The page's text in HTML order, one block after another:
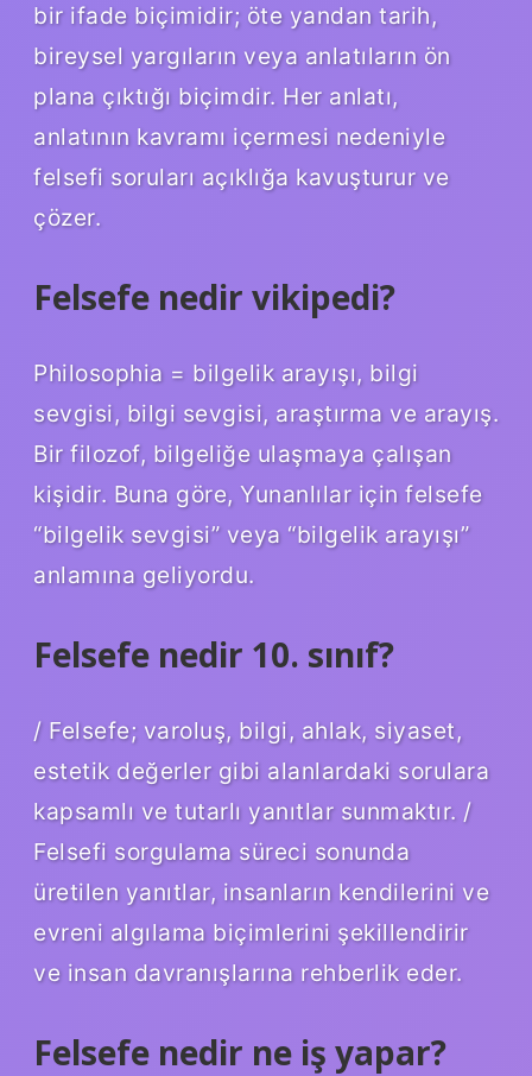
bir ifade biçimidir; öte yandan tarih,
bireysel yargıların veya anlatıların ön
plana çıktığı biçimdir. Her anlatı,
anlatının kavramı içermesi nedeniyle
felsefi soruları açıklığa kavuşturur ve
çözer.
Felsefe nedir vikipedi?
Philosophia = bilgelik arayışı, bilgi
sevgisi, bilgi sevgisi, araştırma ve arayış.
Bir filozof, bilgeliğe ulaşmaya çalışan
kişidir. Buna göre, Yunanlılar için felsefe
“bilgelik sevgisi” veya “bilgelik arayışı”
anlamına geliyordu.
Felsefe nedir 10. sınıf?
/ Felsefe; varoluş, bilgi, ahlak, siyaset,
estetik değerler gibi alanlardaki sorulara
kapsamlı ve tutarlı yanıtlar sunmaktır. /
Felsefi sorgulama süreci sonunda
üretilen yanıtlar, insanların kendilerini ve
evreni algılama biçimlerini şekillendirir
ve insan davranışlarına rehberlik eder.
Felsefe nedir ne iş yapar?